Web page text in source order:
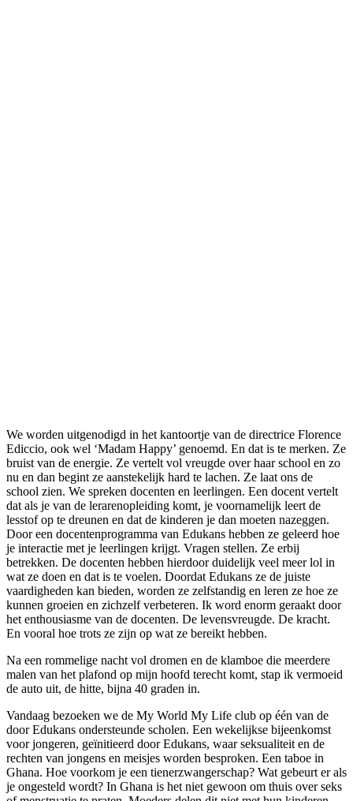
We worden uitgenodigd in het kantoortje van de directrice Florence
Ediccio, ook wel ‘Madam Happy’ genoemd. En dat is te merken. Ze
bruist van de energie. Ze vertelt vol vreugde over haar school en zo
nu en dan begint ze aanstekelijk hard te lachen. Ze laat ons de
school zien. We spreken docenten en leerlingen. Een docent vertelt
dat als je van de lerarenopleiding komt, je voornamelijk leert de
lesstof op te dreunen en dat de kinderen je dan moeten nazeggen.
Door een docentenprogramma van Edukans hebben ze geleerd hoe
je interactie met je leerlingen krijgt. Vragen stellen. Ze erbij
betrekken. De docenten hebben hierdoor duidelijk veel meer lol in
wat ze doen en dat is te voelen. Doordat Edukans ze de juiste
vaardigheden kan bieden, worden ze zelfstandig en leren ze hoe ze
kunnen groeien en zichzelf verbeteren. Ik word enorm geraakt door
het enthousiasme van de docenten. De levensvreugde. De kracht.
En vooral hoe trots ze zijn op wat ze bereikt hebben.
Na een rommelige nacht vol dromen en de klamboe die meerdere
malen van het plafond op mijn hoofd terecht komt, stap ik vermoeid
de auto uit, de hitte, bijna 40 graden in.
Vandaag bezoeken we de My World My Life club op één van de
door Edukans ondersteunde scholen. Een wekelijkse bijeenkomst
voor jongeren, geïnitieerd door Edukans, waar seksualiteit en de
rechten van jongens en meisjes worden besproken. Een taboe in
Ghana. Hoe voorkom je een tienerzwangerschap? Wat gebeurt er als
je ongesteld wordt? In Ghana is het niet gewoon om thuis over seks